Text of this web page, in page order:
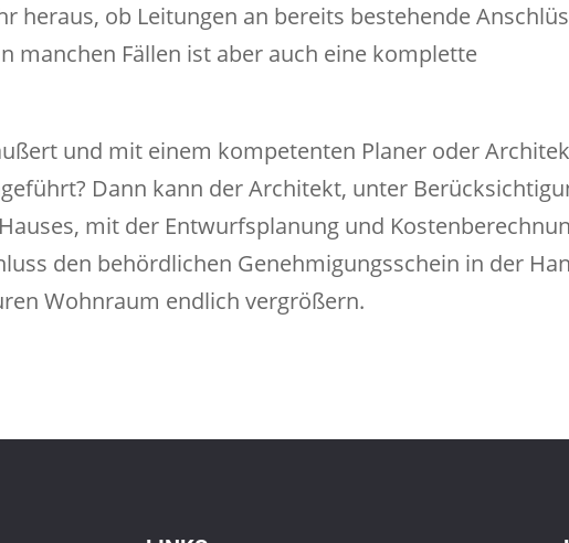
heraus, ob Leitungen an bereits bestehende
manchen Fällen ist aber auch eine komplette
und mit einem kompetenten Planer oder
Dann kann der Architekt, unter
mit der Entwurfsplanung und
den behördlichen Genehmigungsschein in der
Wohnraum endlich vergrößern.